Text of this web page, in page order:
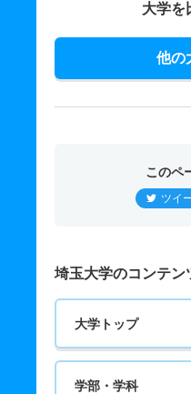
大学を
他の
このペ
ツイ
埼玉大学のコンテン
大学トップ
学部・学科